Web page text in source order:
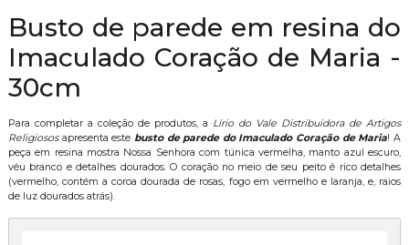
Busto de parede em resina do
Imaculado Coração de Maria -
30cm
Para completar a coleção de produtos, a Lírio do Vale Distribuidora de Artigos
Religiososapresenta este busto de parede do Imaculado Coração de Maria! A
peça em resina mostra Nossa Senhora com túnica vermelha, manto azul escuro,
véu branco e detalhes dourados. O coração no meio de seu peito é rico detalhes
(vermelho, contém a coroa dourada de rosas, fogo em vermelho e laranja, e, raios
de luz dourados atrás).